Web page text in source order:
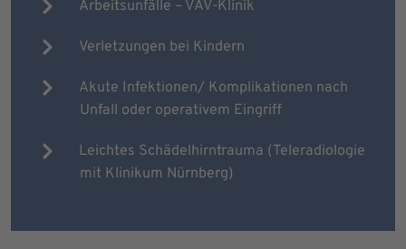
Arbeitsunfälle – VAV-Klinik
Verletzungen bei Kindern
Akute Infektionen/ Komplikationen nach
Unfall oder operativem Eingriff
Leichtes Schädelhirntrauma (Teleradiologie
mit Klinikum Nürnberg)